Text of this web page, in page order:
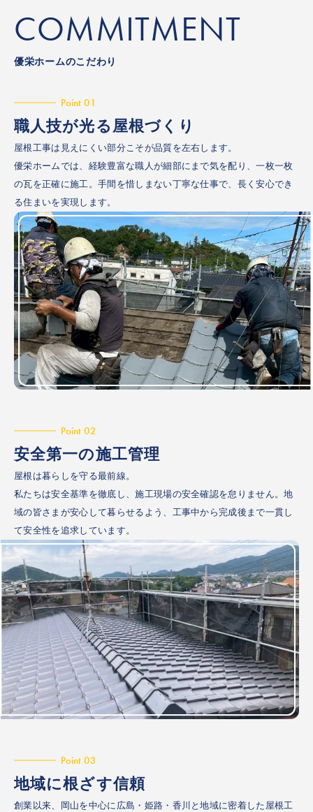
COMMITMENT
優栄ホームのこだわり
Point 01
職人技が光る屋根づくり
屋根工事は見えにくい部分こそが品質を左右します。
優栄ホームでは、経験豊富な職人が細部にまで気を配り、一枚一枚
の瓦を正確に施工。手間を惜しまない丁寧な仕事で、長く安心でき
る住まいを実現します。
Point 02
安全第一の施工管理
屋根は暮らしを守る最前線。
私たちは安全基準を徹底し、施工現場の安全確認を怠りません。地
域の皆さまが安心して暮らせるよう、工事中から完成後まで一貫し
て安全性を追求しています。
Point 03
地域に根ざす信頼
創業以来、岡山を中心に広島・姫路・香川と地域に密着した屋根工